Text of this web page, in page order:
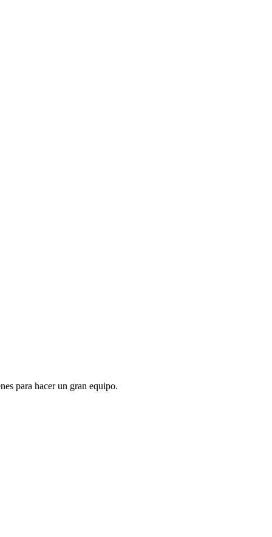
para hacer un gran equipo.